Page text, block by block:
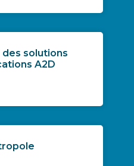
solutions
A2D